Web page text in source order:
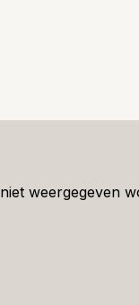
weergegeven